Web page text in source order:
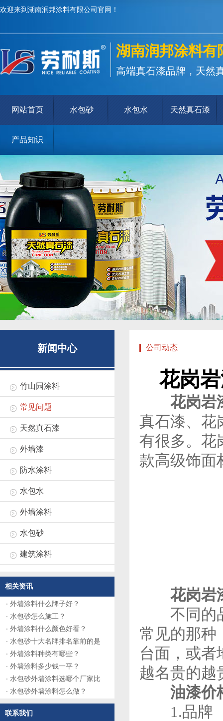
欢迎来到湖南润邦涂料有限公司官网！
湖南润邦涂料有
高端真石漆品牌，天然
网站首页 水包砂 水包水 天然真石漆
产品知识
新闻中心
竹山园涂料
常见问题
天然真石漆
外墙漆
防水涂料
水包水
外墙涂料
水包砂
建筑涂料
相关资讯
外墙涂料什么牌子好？
水包砂怎么施工？
外墙涂料什么颜色好看？
水包砂十大名牌排名靠前的是
外墙涂料种类有哪些？
外墙涂料多少钱一平？
水包砂外墙涂料选哪个厂家比
水包砂外墙涂料怎么做？
联系我们
公司动态
花岗
花岗岩
真石漆、花
有很多。花
款高级饰面
花岗岩
不同的品
常见的那种
台面，或者
越名贵的越
油漆价
1.品牌